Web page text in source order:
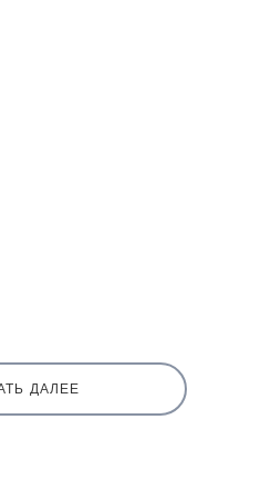
ДАЛЕЕ